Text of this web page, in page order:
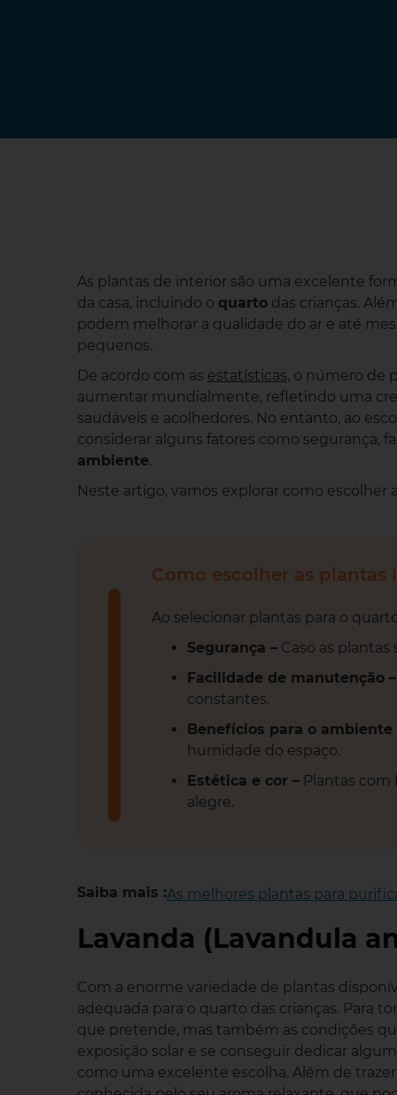
As plantas de interior são uma excelente
da casa, incluindo o quarto das crianças.
podem melhorar a qualidade do ar e até
pequenos.
De acordo com as estatísticas, o número de
aumentar mundialmente, refletindo uma
saudáveis e acolhedores. No entanto, ao
considerar alguns fatores como segurança,
ambiente.
Neste artigo, vamos explorar como escolher
Como escolher as plantas
Ao selecionar plantas para o
Segurança – Caso as
Facilidade de manutenção –
constantes.
Benefícios para o ambiente
humidade do espaço.
Estética e cor – Plantas com
alegre.
Saiba mais :As melhores plantas para
Lavanda (Lavandula
Com a enorme variedade de plantas
adequada para o quarto das crianças. Para
que pretende, mas também as condições
exposição solar e se conseguir dedicar
como uma excelente escolha. Além de